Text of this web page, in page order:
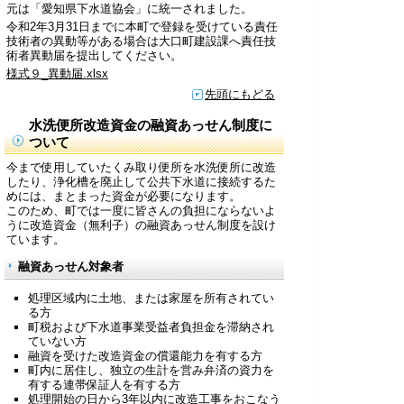
元は「愛知県下水道協会」に統一されました。
令和2年3月31日までに本町で登録を受けている責任
技術者の異動等がある場合は大口町建設課へ責任技
術者異動届を提出してください。
様式９_異動届.xlsx
先頭にもどる
水洗便所改造資金の融資あっせん制度に
ついて
今まで使用していたくみ取り便所を水洗便所に改造
したり、浄化槽を廃止して公共下水道に接続するた
めには、まとまった資金が必要になります。
このため、町では一度に皆さんの負担にならないよ
うに改造資金（無利子）の融資あっせん制度を設け
ています。
融資あっせん対象者
処理区域内に土地、または家屋を所有されてい
る方
町税および下水道事業受益者負担金を滞納され
ていない方
融資を受けた改造資金の償還能力を有する方
町内に居住し、独立の生計を営み弁済の資力を
有する連帯保証人を有する方
処理開始の日から3年以内に改造工事をおこなう